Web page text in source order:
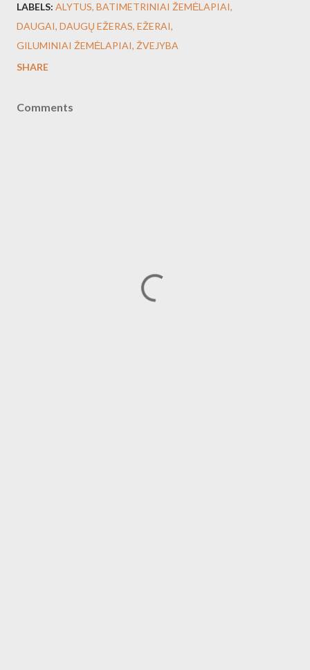
LABELS: ALYTUS BATIMETRINIAI ŽEMĖLAPIAI
DAUGAI DAUGŲ EŽERAS EŽERAI
GILUMINIAI ŽEMĖLAPIAI ŽVEJYBA
SHARE
Comments